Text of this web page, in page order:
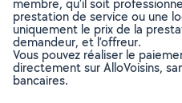
membre, qu’il soit
prestation de service ou une
uniquement le prix de la
demandeur, et l’offreur.
Vous pouvez réaliser le
directement sur AlloVoisins,
bancaires.